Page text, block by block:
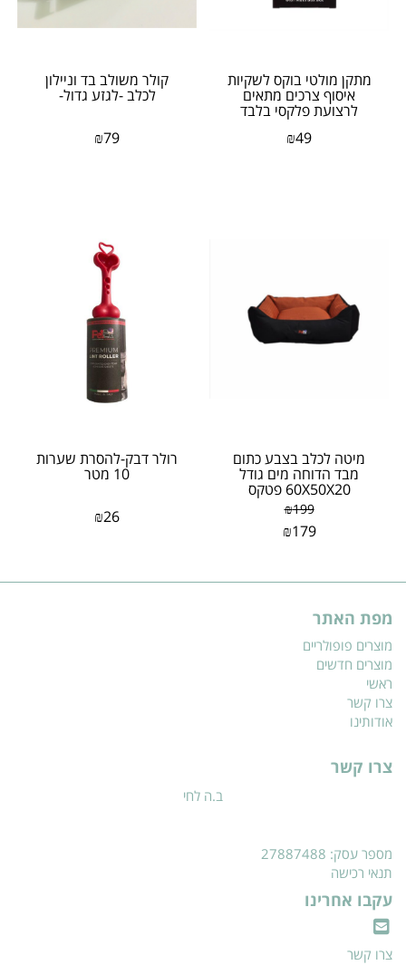
מתקן מולטי בוקס לשקיות
איסוף צרכים מתאים
לרצועת פלקסי בלבד
₪49
קולר משולב בד וניילון
לכלב -לגזע גדול-
₪79
מיטה לכלב בצבע כתום
מבד הדוחה מים גודל
60X50X20 פטקס
₪199
₪179
רולר דבק-להסרת שערות
10 מטר
₪26
מפת האתר
מוצרים פופולריים
מוצרים חדשים
ראשי
צרו קשר
אודותינו
צרו קשר
ב.ה לחי
מספר עסק: 27887488
תנאי רכישה
עקבו אחרינו
צרו קשר